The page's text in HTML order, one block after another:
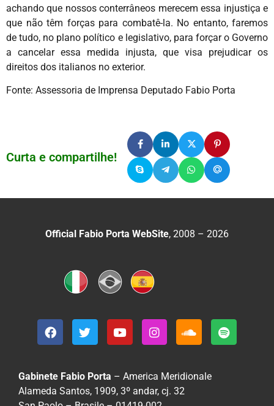
achando que nossos conterrâneos merecem essa injustiça e
que não têm forças para combatê-la. No entanto, faremos
de tudo, no plano político e legislativo, para forçar o Governo
a cancelar essa medida injusta, que visa prejudicar os
direitos dos italianos no exterior.
Fonte: Assessoria de Imprensa Deputado Fabio Porta
Curta e compartilhe!
Official Fabio Porta WebSite, 2008 – 2026
Gabinete Fabio Porta – America Meridionale
Alameda Santos, 1909, 3º andar, cj. 32